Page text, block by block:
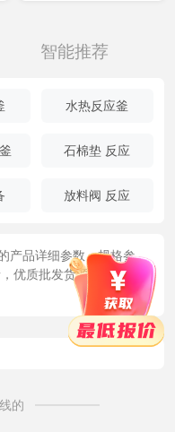
智能推荐
水热反应釜
石棉垫 反应
放料阀 反应
产品详细参数，规格参
优质批发货源/供应等信
的